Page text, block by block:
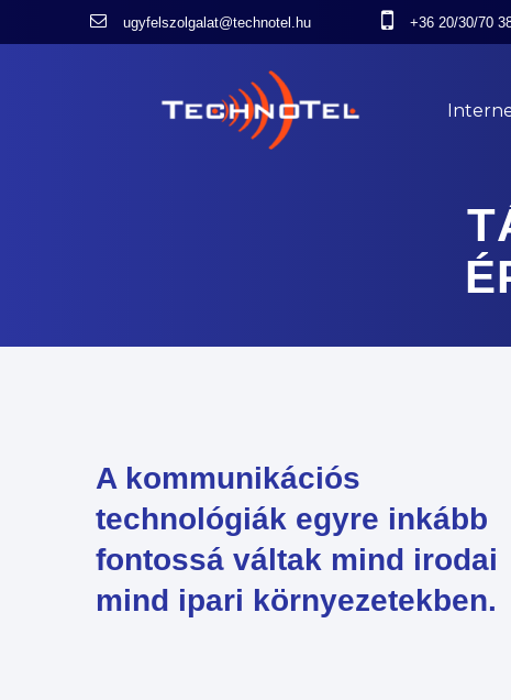
ugyfelszolgalat@technotel.hu +36 20/30/70
A kommunikációs
technológiák egyre inkább
fontossá váltak mind irodai
mind ipari környezetekben.